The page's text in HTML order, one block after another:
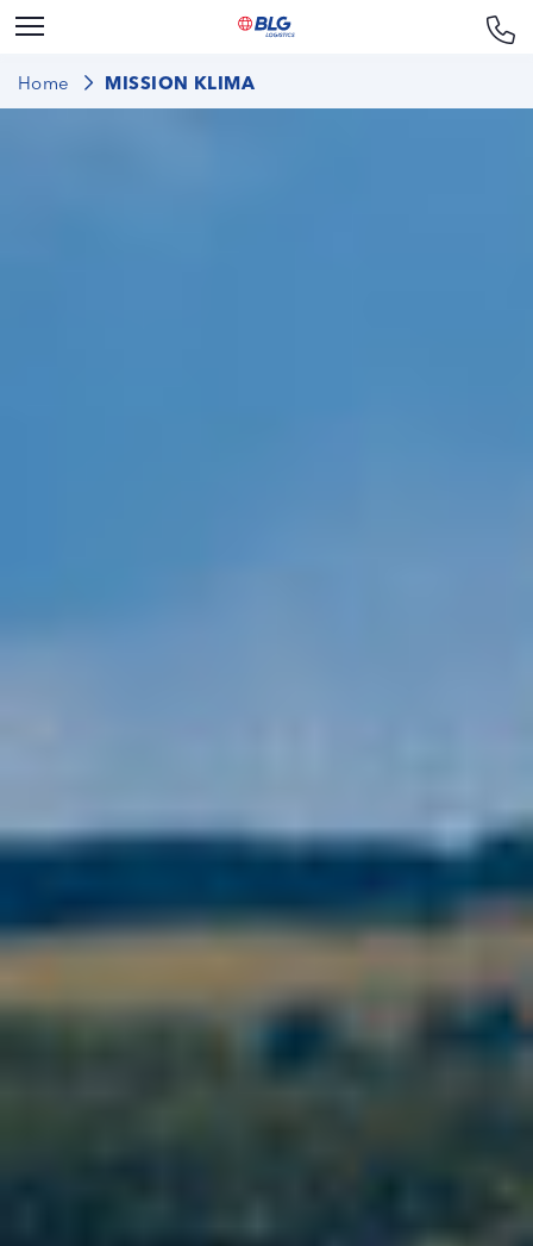
Home MISSION KLIMA